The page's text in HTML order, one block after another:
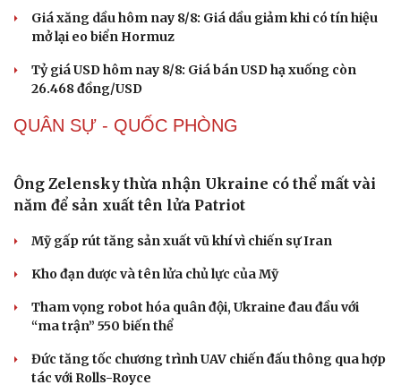
Dinh dưỡng - món ngon
Cây thuốc
Sản phụ khoa
Nhi khoa
Nam khoa
Làm đẹp - giảm cân
Ăn sạch sống khỏe
Nhà đẹp
Blog
Tình yêu - Gia đình
Giá xăng dầu hôm nay 8/8: Giá dầu giảm khi có tín hiệu
mở lại eo biển Hormuz
Tỷ giá USD hôm nay 8/8: Giá bán USD hạ xuống còn
26.468 đồng/USD
QUÂN SỰ - QUỐC PHÒNG
Ông Zelensky thừa nhận Ukraine có thể mất vài